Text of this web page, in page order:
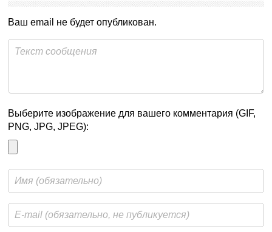
Ваш email не будет опубликован.
Выберите изображение для вашего комментария (GIF,
PNG, JPG, JPEG):